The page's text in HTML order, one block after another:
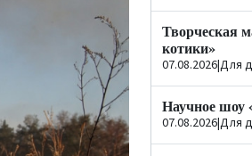
Творческая
котики»
07.08.2026|Для
Научное шоу
07.08.2026|Для